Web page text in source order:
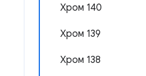
Хром 140
Хром 139
Хром 138